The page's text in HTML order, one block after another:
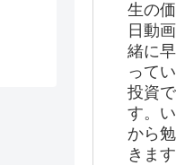
生の
日動
緒に
って
投資
す。
から
きま